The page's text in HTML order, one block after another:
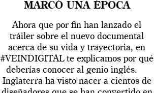
MARCÓ UNA ÉPOCA
Ahora que por fin han lanzado el
tráiler sobre el nuevo documental
acerca de su vida y trayectoria, en
#VEINDIGITAL te explicamos por qué
deberías conocer al genio inglés.
Inglaterra ha visto nacer a cientos de